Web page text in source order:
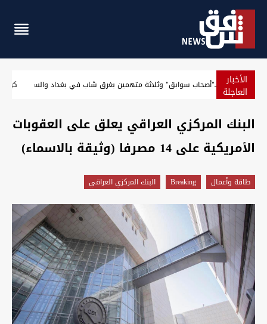
الأخبار
العاجلة الإطاحة بـ"أصحاب سوابق" وثلاثة متهمين بغرق شاب في
البنك المركزي العراقي يعلق على العقوبات
الأمريكية على 14 مصرفا (وثيقة بالاسماء)
طاقة وأعمال Breaking البنك المركزي العراقي